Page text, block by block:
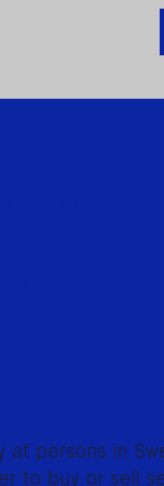
at persons in
to buy or sell